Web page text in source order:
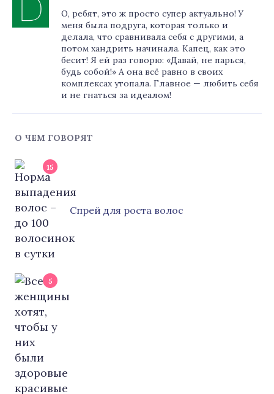
О, ребят, это ж просто супер актуально! У
меня была подруга, которая только и
делала, что сравнивала себя с другими, а
потом хандрить начинала. Капец, как это
бесит! Я ей раз говорю: «Давай, не парься,
будь собой!» А она всё равно в своих
комплексах утопала. Главное — любить себя
и не гнаться за идеалом!
О ЧЕМ ГОВОРЯТ
15
Cпрей для роста волос
5